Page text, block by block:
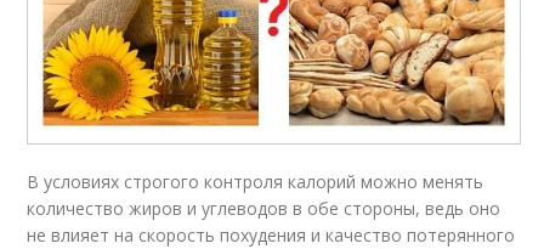
В условиях строгого контроля калорий можно менять
количество жиров и углеводов в обе стороны, ведь оно
не влияет на скорость похудения и качество потерянного